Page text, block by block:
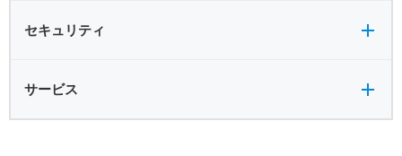
セキュリティ
サービス